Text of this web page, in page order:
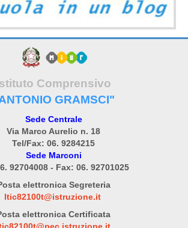
Comprensivo
GRAMSCI"
Sede Centrale
Via Marco Aurelio n. 18
Tel/Fax: 06. 9284215
Sede Marconi
92704008 - Fax: 06. 92701025
elettronica Segreteria
ltic82100t@istruzione.it
elettronica Certificata